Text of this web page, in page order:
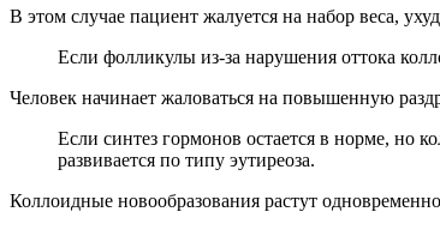
В этом случае пациент жалуется на набор веса,
Если фолликулы из-за нарушения оттока
Человек начинает жаловаться на повышенную
Если синтез гормонов остается в норме, но
развивается по типу эутиреоза.
Коллоидные новообразования растут